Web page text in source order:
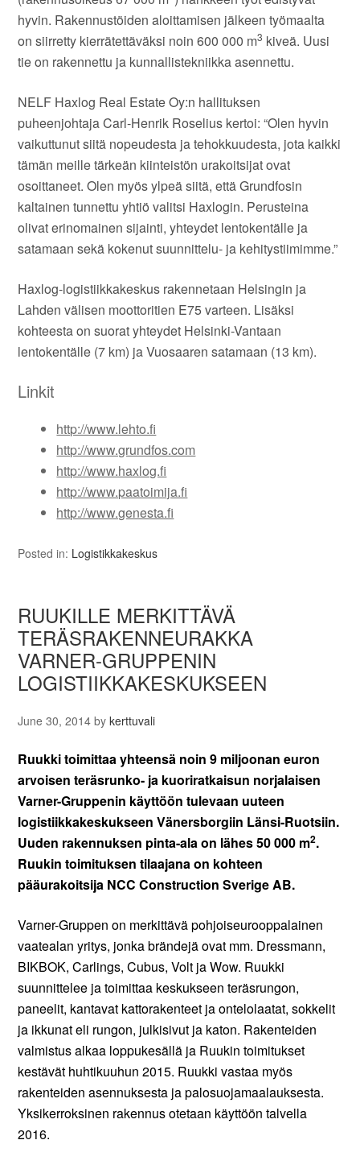
hyvin. Rakennustöiden aloittamisen jälkeen työmaalta
on siirretty kierrätettäväksi noin 600 000 m3 kiveä. Uusi
tie on rakennettu ja kunnallistekniikka asennettu.
NELF Haxlog Real Estate Oy:n hallituksen
puheenjohtaja Carl-Henrik Roselius kertoi: “Olen hyvin
vaikuttunut siitä nopeudesta ja tehokkuudesta, jota kaikki
tämän meille tärkeän kiinteistön urakoitsijat ovat
osoittaneet. Olen myös ylpeä siitä, että Grundfosin
kaltainen tunnettu yhtiö valitsi Haxlogin. Perusteina
olivat erinomainen sijainti, yhteydet lentokentälle ja
satamaan sekä kokenut suunnittelu- ja kehitystiimimme.”
Haxlog-logistiikkakeskus rakennetaan Helsingin ja
Lahden välisen moottoritien E75 varteen. Lisäksi
kohteesta on suorat yhteydet Helsinki-Vantaan
lentokentälle (7 km) ja Vuosaaren satamaan (13 km).
Linkit
http://www.lehto.fi
http://www.grundfos.com
http://www.haxlog.fi
http://www.paatoimija.fi
http://www.genesta.fi
Posted in: Logistikkakeskus
RUUKILLE MERKITTÄVÄ
TERÄSRAKENNEURAKKA
VARNER-GRUPPENIN
LOGISTIIKKAKESKUKSEEN
June 30, 2014 bykerttuvali
Ruukki toimittaa yhteensä noin 9 miljoonan euron
arvoisen teräsrunko- ja kuoriratkaisun norjalaisen
Varner-Gruppenin käyttöön tulevaan uuteen
logistiikkakeskukseen Vänersborgiin Länsi-Ruotsiin.
Uuden rakennuksen pinta-ala on lähes 50 000 m2.
Ruukin toimituksen tilaajana on kohteen
pääurakoitsija NCC Construction Sverige AB.
Varner-Gruppen on merkittävä pohjoiseurooppalainen
vaatealan yritys, jonka brändejä ovat mm. Dressmann,
BIKBOK, Carlings, Cubus, Volt ja Wow. Ruukki
suunnittelee ja toimittaa keskukseen teräsrungon,
paneelit, kantavat kattorakenteet ja ontelolaatat, sokkelit
ja ikkunat eli rungon, julkisivut ja katon. Rakenteiden
valmistus alkaa loppukesällä ja Ruukin toimitukset
kestävät huhtikuuhun 2015. Ruukki vastaa myös
rakenteiden asennuksesta ja palosuojamaalauksesta.
Yksikerroksinen rakennus otetaan käyttöön talvella
2016.